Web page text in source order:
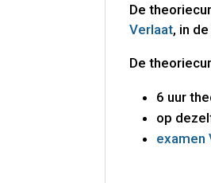
De
Verlaat, in
De
6 uur
op
examen